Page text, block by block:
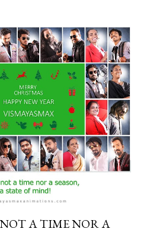
A TIME NOR A